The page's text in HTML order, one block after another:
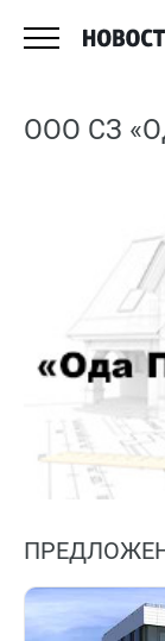
ООО СЗ